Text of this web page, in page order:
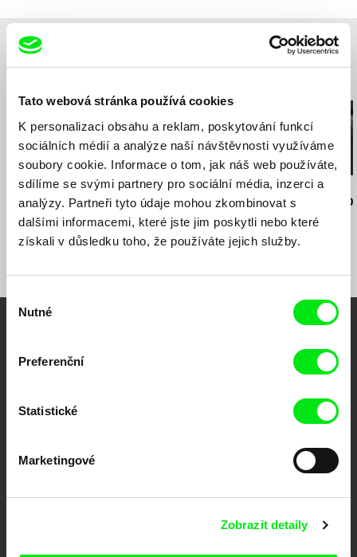
Tato webová stránka používá cookies
K personalizaci obsahu a reklam, poskytování funkcí
sociálních médií a analýze naší návštěvnosti využíváme
soubory cookie. Informace o tom, jak náš web používáte,
sdílíme se svými partnery pro sociální média, inzerci a
analýzy. Partneři tyto údaje mohou zkombinovat s
dalšími informacemi, které jste jim poskytli nebo které
získali v důsledku toho, že používáte jejich služby.
Výběr
souhlasu
Nutné
Preferenční
Statistické
Marketingové
Zobrazit detaily
e-mail:petra.pachl@bontonfilm.cz
Jiří Menzel
Na samotě u lesa
Nikolas Sand
léto09
Martin Hollý
Případ pro
posouvat hranice dokumentárního filmu, propagovat jeho rozmanitost a